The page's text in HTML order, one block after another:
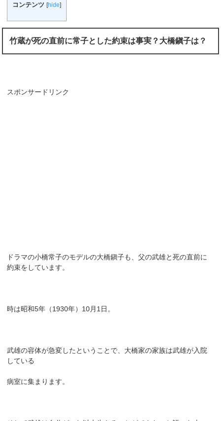
コンテンツ [hide]
竹蔵が死の直前に常子とした約束は事実？大橋鎭子は？
スポンサードリンク
ドラマの小橋常子のモデルの大橋鎭子も、父の武雄と死の直前に
約束をしています。
時は昭和5年（1930年）10月1日。
武雄の容体が急変したということで、大橋家の家族は武雄が入院
している
病室に集まります。